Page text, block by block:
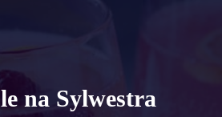
na Sylwestra